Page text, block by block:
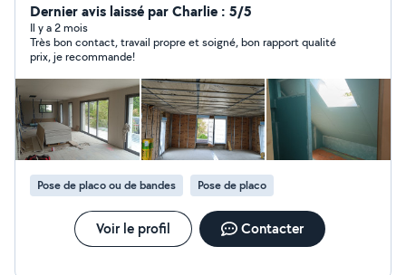
pour tous travaux de Placo en rénovation et neuf.
Prestations proposées Création de cloisons placo
(séparation de pièces aménagement d'intérieur)
Réalisation de faux plafonds ( estándar ,
suspendu,decoratif ) Doublages des murs pour une
meilleure isolation . Isolation thermique et acoustique
(confort et économie d'énergie) Rénovation complète
d'appartement et maison. Petits travaux comme grand
chantiers . Engagements. Travaille propre, soigné, et
précis, respect des délais et consignes , chantier
nettoyer en fin de travaux . conseil adopter à votre
projet et à votre budget . Je parle français espagnol ce
qui facilite la communication . Disponible rapidement
réponse rapide au message . Devis clair et gratuit, prix
Dernier avis laissé par Charlie : 5/5
Il y a 2 mois
Très bon contact, travail propre et soigné, bon rapport qualité
prix, je recommande!
Pose de placo ou de bandes Pose de placo
Voir le profil Contacter